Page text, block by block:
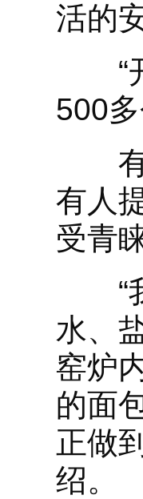
活的
“开
500
有
有人
受青
“我
水、
窑炉
的面
正做
绍。